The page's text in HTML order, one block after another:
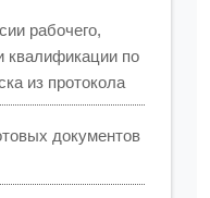
рабочего,
квалификации по
из протокола
документов